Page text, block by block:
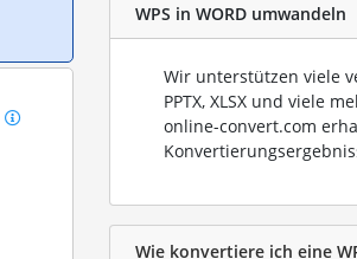
WPS in WORD umwandeln
Wir unterstützen viele
PPTX, XLSX und viele
online-convert.com
Wie konvertiere ich eine